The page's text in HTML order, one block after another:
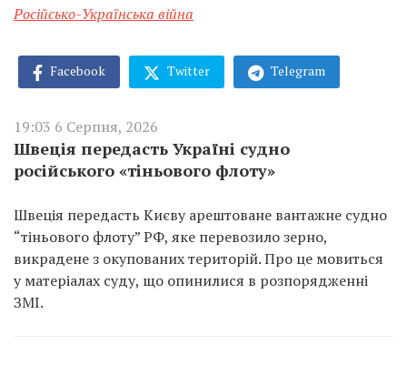
Російсько-Українська війна
Facebook Twitter Telegram
19:03 6 Серпня, 2026
Швеція передасть Україні судно
російського «тіньового флоту»
Швеція передасть Києву арештоване вантажне судно
“тіньового флоту” РФ, яке перевозило зерно,
викрадене з окупованих територій. Про це мовиться
у матеріалах суду, що опинилися в розпорядженні
ЗМІ.